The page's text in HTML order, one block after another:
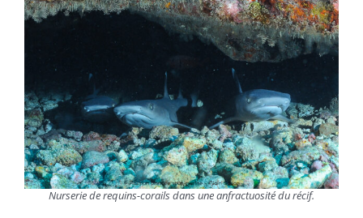
Nurserie de requins-corails dans une anfractuosité du récif.